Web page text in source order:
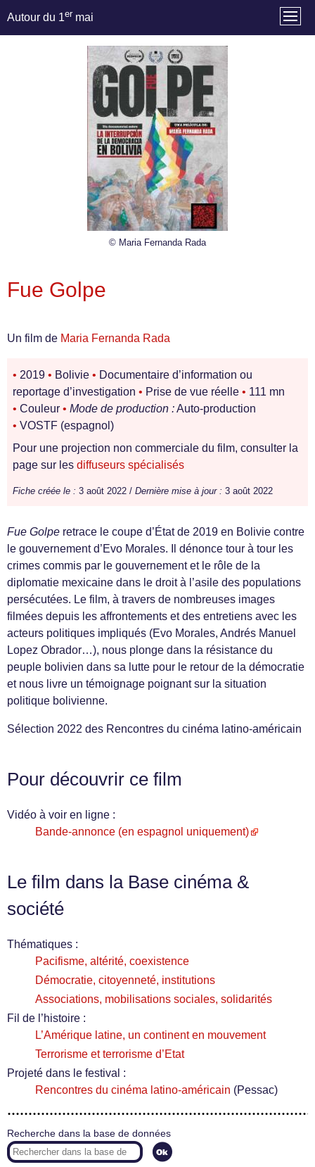
Autour du 1er mai
© Maria Fernanda Rada
Fue Golpe
Un film de Maria Fernanda Rada
• 2019 • Bolivie • Documentaire d’information ou
reportage d’investigation • Prise de vue réelle • 111 mn
• Couleur • Mode de production :Auto-production
• VOSTF (espagnol)
Pour une projection non commerciale du film, consulter la
page sur les diffuseurs spécialisés
Fiche créée le : 3 août 2022 / Dernière mise à jour : 3 août 2022
Fue Golpe retrace le coupe d’État de 2019 en Bolivie contre
le gouvernement d’Evo Morales. Il dénonce tour à tour les
crimes commis par le gouvernement et le rôle de la
diplomatie mexicaine dans le droit à l’asile des populations
persécutées. Le film, à travers de nombreuses images
filmées depuis les affrontements et des entretiens avec les
acteurs politiques impliqués (Evo Morales, Andrés Manuel
Lopez Obrador…), nous plonge dans la résistance du
peuple bolivien dans sa lutte pour le retour de la démocratie
et nous livre un témoignage poignant sur la situation
politique bolivienne.
Sélection 2022 des Rencontres du cinéma latino-américain
Pour découvrir ce film
Vidéo à voir en ligne :
Bande-annonce (en espagnol uniquement)
Le film dans la Base cinéma &
société
Thématiques :
Pacifisme, altérité, coexistence
Démocratie, citoyenneté, institutions
Associations, mobilisations sociales, solidarités
Fil de l’histoire :
L’Amérique latine, un continent en mouvement
Terrorisme et terrorisme d’Etat
Projeté dans le festival :
Rencontres du cinéma latino-américain (Pessac)
Recherche dans la base de données